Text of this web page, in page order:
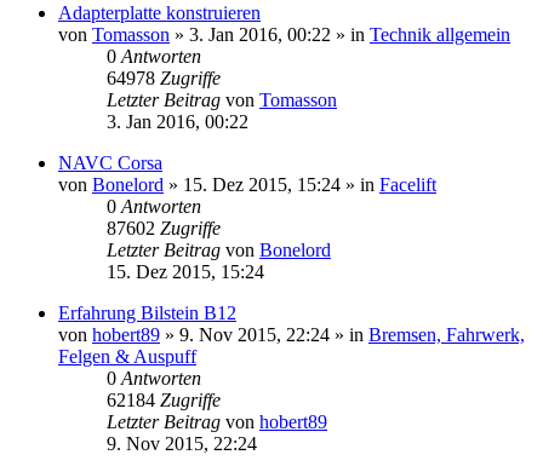
Adapterplatte konstruieren
von Tomasson » 3. Jan 2016, 00:22 » in Technik allgemein
0 Antworten
64978 Zugriffe
Letzter Beitrag von Tomasson
3. Jan 2016, 00:22
NAVC Corsa
von Bonelord » 15. Dez 2015, 15:24 » in Facelift
0 Antworten
87602 Zugriffe
Letzter Beitrag von Bonelord
15. Dez 2015, 15:24
Erfahrung Bilstein B12
von hobert89 » 9. Nov 2015, 22:24 » in Bremsen, Fahrwerk,
Felgen & Auspuff
0 Antworten
62184 Zugriffe
Letzter Beitrag von hobert89
9. Nov 2015, 22:24